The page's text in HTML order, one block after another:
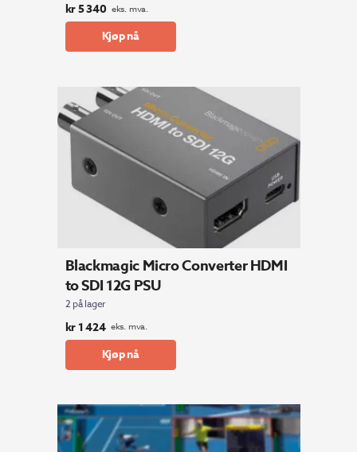
kr5 340 eks. mva.
Kjøp nå
Blackmagic Micro Converter HDMI
to SDI 12G PSU
2 på lager
kr1 424 eks. mva.
Kjøp nå